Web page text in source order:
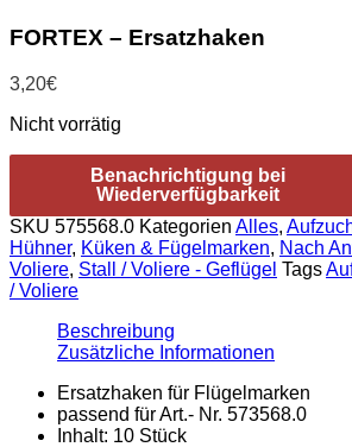
FORTEX – Ersatzhaken
3,20€
Nicht vorrätig
Benachrichtigung bei
Wiederverfügbarkeit
SKU 575568.0 Kategorien Alles,
Hühner, Küken & Fügelmarken, Nach
Voliere, Stall / Voliere - Geflügel Tags
/ Voliere
Beschreibung
Zusätzliche Informationen
Ersatzhaken für Flügelmarken
passend für Art.- Nr. 573568.0
Inhalt: 10 Stück